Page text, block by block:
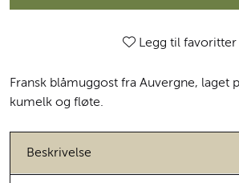
Legg til favoritter
Fransk blåmuggost fra Auvergne, laget
kumelk og fløte.
Beskrivelse